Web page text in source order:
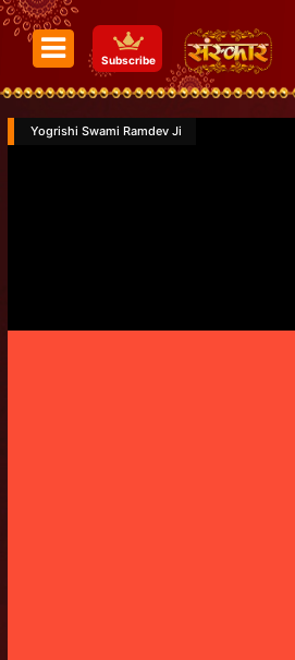
Subscribe
Yogrishi Swami Ramdev Ji